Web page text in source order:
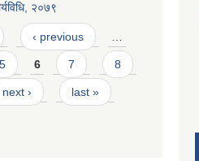
२०७९
‹ previous
5 6 7 8
next › last »